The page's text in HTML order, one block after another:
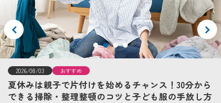
2026/08/03 おすすめ
夏休みは親子で片付けを始めるチャンス！30分から
できる掃除・整理整頓のコツと子ども服の手放し方